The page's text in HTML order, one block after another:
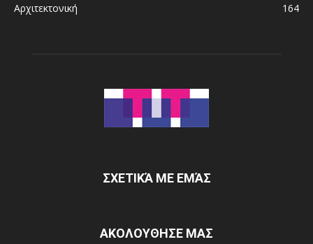
Αρχιτεκτονική
164
ΣΧΕΤΙΚΆ ΜΕ ΕΜΆΣ
ΑΚΟΛΟΥΘΗΣΕ ΜΑΣ